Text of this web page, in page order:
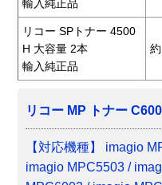
輸入純正品
リコー SPトナー 4500
H 大容量 2本
輸入純正品
リコー MP トナー
【対応機種】 imagio
imagio MPC5503 /